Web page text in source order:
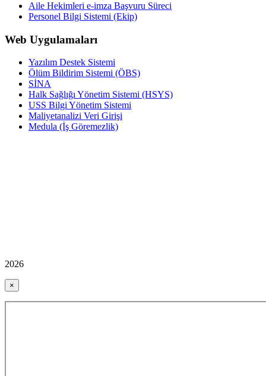
Aile Hekimleri e-imza Başvuru Süreci
Personel Bilgi Sistemi (Ekip)
Web Uygulamaları
Yazılım Destek Sistemi
Ölüm Bildirim Sistemi (ÖBS)
SİNA
Halk Sağlığı Yönetim Sistemi (HSYS)
USS Bilgi Yönetim Sistemi
Maliyetanalizi Veri Girişi
Medula (İş Göremezlik)
2026
×